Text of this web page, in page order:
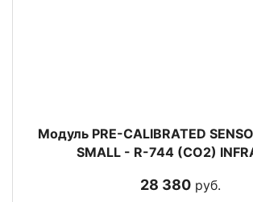
Модуль PRE-CALIBRATED
SMALL - R-744 (CO2)
28 380 руб.